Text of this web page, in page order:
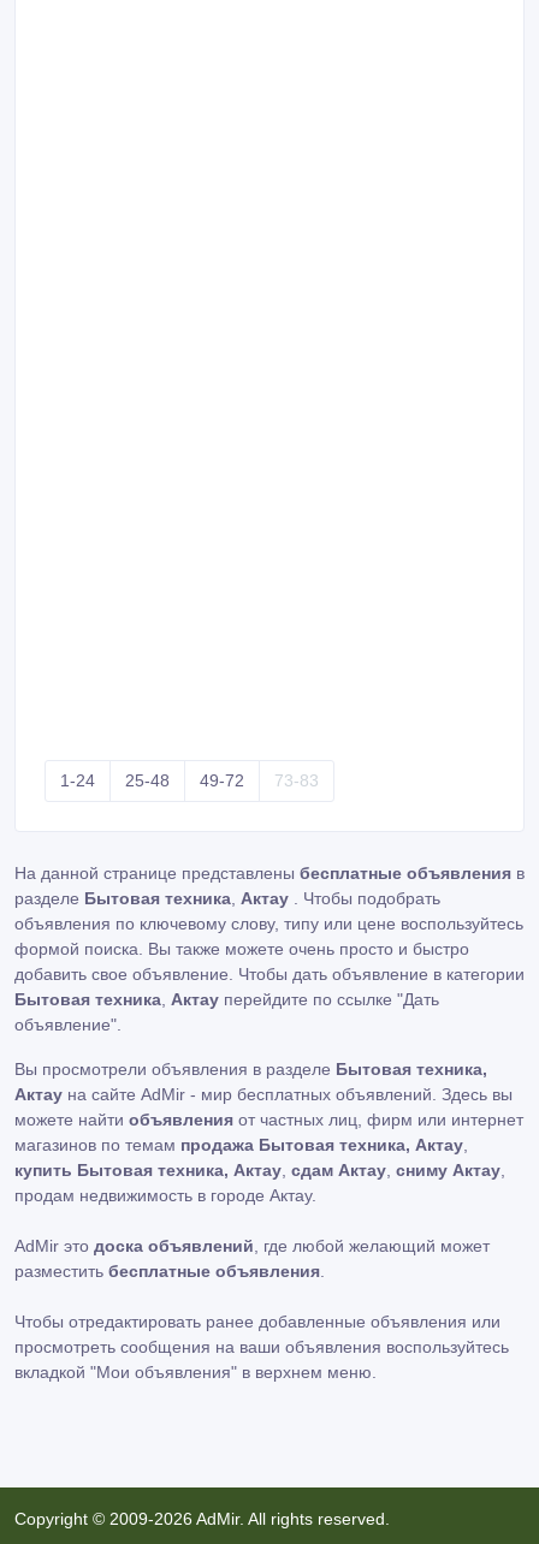
1-24 25-48 49-72 73-83
На данной странице представлены бесплатные объявления в
разделе Бытовая техника Актау . Чтобы подобрать
объявления по ключевому слову, типу или цене воспользуйтесь
формой поиска. Вы также можете очень просто и быстро
добавить свое объявление. Чтобы дать объявление в категории
Бытовая техника Актау перейдите по ссылке "Дать
объявление"
Вы просмотрели объявления в разделе Бытовая техника,
Актау на сайте AdMir - мир бесплатных объявлений. Здесь вы
можете найти объявления от частных лиц, фирм или интернет
магазинов по темам продажа Бытовая техника, Актау
купить Бытовая техника, Актау сдам Актау сниму Актау
продам недвижимость в городе Актау.
AdMir это доска объявлений , где любой желающий может
разместить бесплатные объявления
Чтобы отредактировать ранее добавленные объявления или
просмотреть сообщения на ваши объявления воспользуйтесь
вкладкой "Мои объявления" в верхнем меню.
Copyright © 2009-2026 AdMir. All rights reserved.